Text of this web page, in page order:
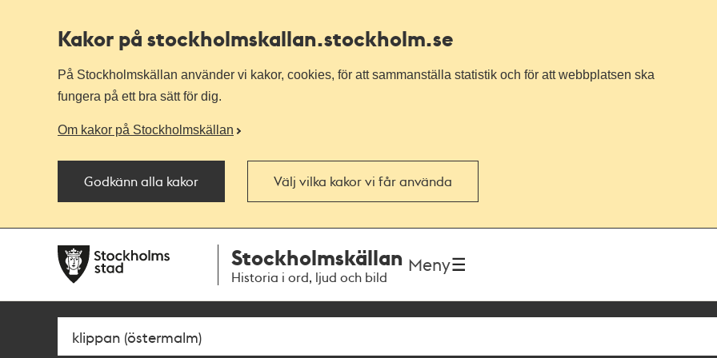
Kakor på stockholmskallan.stockholm.se
På Stockholmskällan använder vi kakor, cookies, för att sammanställa statistik och för att webbplatsen ska
fungera på ett bra sätt för dig.
Om kakor på Stockholmskällan
Godkänn alla kakor Välj vilka kakor vi får använda
navigationen
huvudinnehållet
Stockholmskällan
Historia i ord, ljud och bild
Meny
Sök